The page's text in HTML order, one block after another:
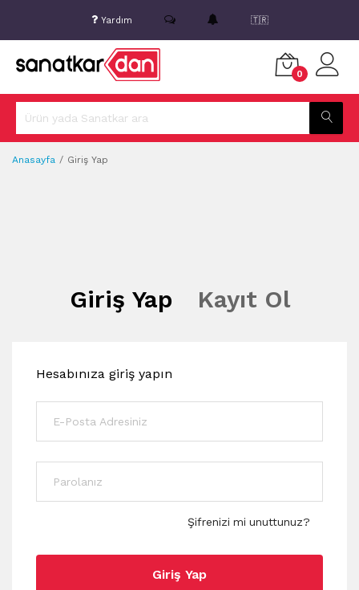
Yardım 🇹🇷
0
Anasayfa Giriş Yap
Giriş Yap Kayıt Ol
Hesabınıza giriş yapın
Şifrenizi mi unuttunuz?
Giriş Yap